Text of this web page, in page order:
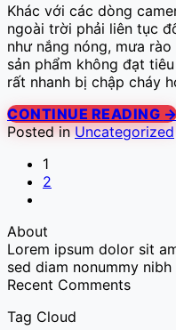
Khác với các dòng
ngoài trời phải liên tục
như nắng nóng, mưa
sản phẩm không đạt
rất nhanh bị chập cháy
CONTINUE READING →
Posted inUncategorized
1
2
About
Lorem ipsum dolor sit
sed diam nonummy
Recent Comments
Tag Cloud